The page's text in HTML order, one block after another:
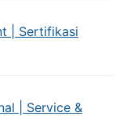
| Sertifikasi
| Service &